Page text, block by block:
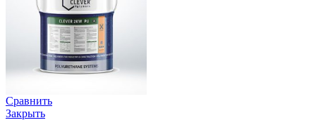
Сравнить
Закрыть